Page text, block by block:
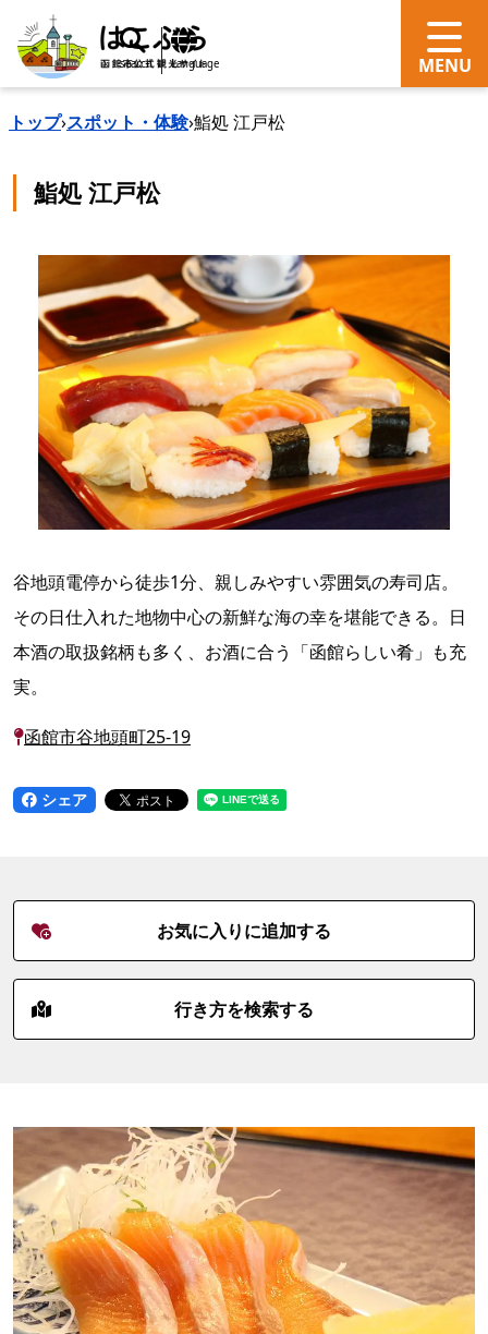
search Language
トップ›スポット・体験›鮨処 江戸松
鮨処 江戸松
谷地頭電停から徒歩1分、親しみやすい雰囲気の寿司店。
その日仕入れた地物中心の新鮮な海の幸を堪能できる。日
本酒の取扱銘柄も多く、お酒に合う「函館らしい肴」も充
実。
函館市谷地頭町25-19
シェア
お気に入りに追加する
行き方を検索する